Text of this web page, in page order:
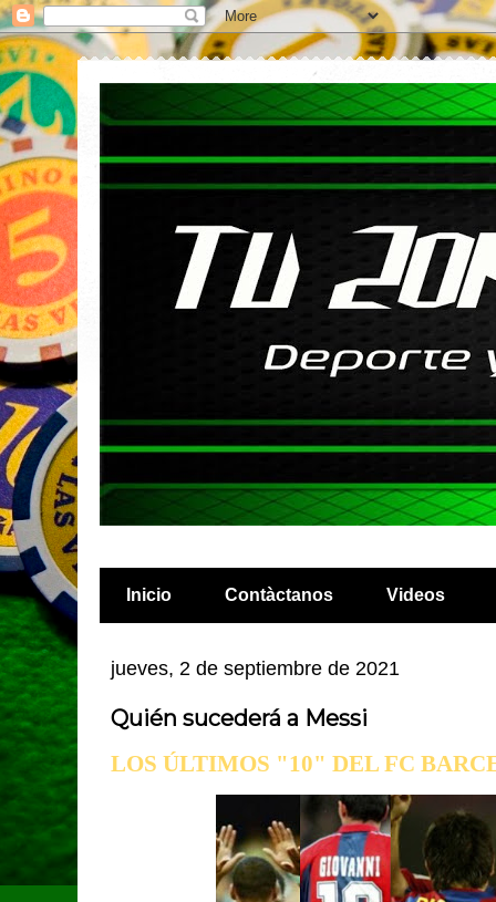
Inicio Contàctanos Videos
jueves, 2 de septiembre de 2021
Quién sucederá a Messi
LOS ÚLTIMOS "10" DEL FC